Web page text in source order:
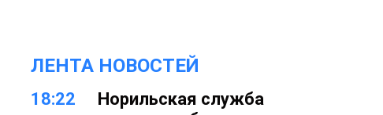
ЛЕНТА НОВОСТЕЙ
18:22
Норильская служба